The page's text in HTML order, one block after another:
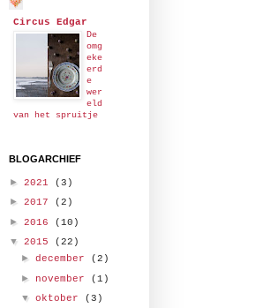
Circus Edgar
De
omg
eke
erd
e
wer
eld
van het spruitje
BLOGARCHIEF
► 2021 (3)
► 2017 (2)
► 2016 (10)
▼ 2015 (22)
►december (2)
► november (1)
▼oktober (3)